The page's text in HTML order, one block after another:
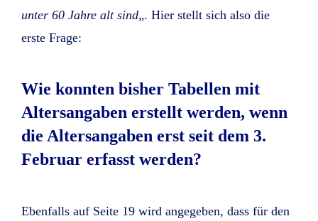
unter 60 Jahre alt sind„. Hier stellt sich also die
erste Frage:
Wie konnten bisher Tabellen mit
Altersangaben erstellt werden, wenn
die Altersangaben erst seit dem 3.
Februar erfasst werden?
Ebenfalls auf Seite 19 wird angegeben, dass für den